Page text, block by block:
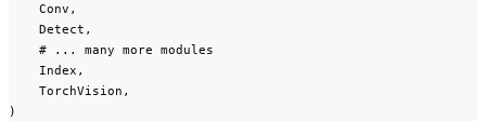
    Conv,
    Detect,
    # ... many more modules
    Index,
    TorchVision,
)